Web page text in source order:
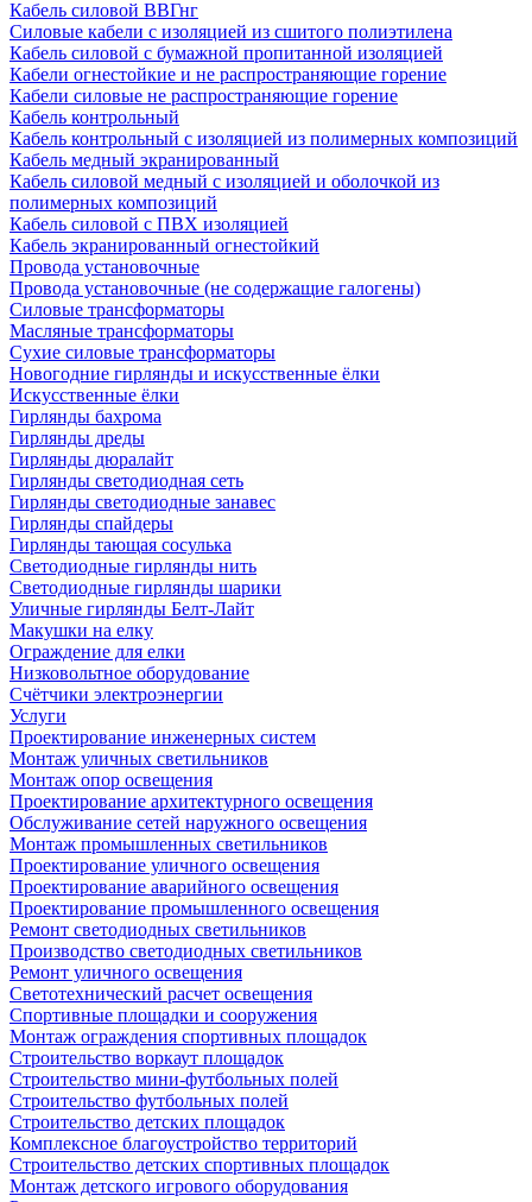
Кабель силовой ВВГнг
Силовые кабели с изоляцией из сшитого полиэтилена
Кабель силовой с бумажной пропитанной изоляцией
Кабели огнестойкие и не распространяющие горение
Кабели силовые не распространяющие горение
Кабель контрольный
Кабель контрольный с изоляцией из полимерных композиций
Кабель медный экранированный
Кабель силовой медный с изоляцией и оболочкой из
полимерных композиций
Кабель силовой с ПВХ изоляцией
Кабель экранированный огнестойкий
Провода установочные
Провода установочные (не содержащие галогены)
Силовые трансформаторы
Масляные трансформаторы
Сухие силовые трансформаторы
Новогодние гирлянды и искусственные ёлки
Искусственные ёлки
Гирлянды бахрома
Гирлянды дреды
Гирлянды дюралайт
Гирлянды светодиодная сеть
Гирлянды светодиодные занавес
Гирлянды спайдеры
Гирлянды тающая сосулька
Светодиодные гирлянды нить
Светодиодные гирлянды шарики
Уличные гирлянды Белт-Лайт
Макушки на елку
Ограждение для елки
Низковольтное оборудование
Счётчики электроэнергии
Услуги
Проектирование инженерных систем
Монтаж уличных светильников
Монтаж опор освещения
Проектирование архитектурного освещения
Обслуживание сетей наружного освещения
Монтаж промышленных светильников
Проектирование уличного освещения
Проектирование аварийного освещения
Проектирование промышленного освещения
Ремонт светодиодных светильников
Производство светодиодных светильников
Ремонт уличного освещения
Светотехнический расчет освещения
Спортивные площадки и сооружения
Монтаж ограждения спортивных площадок
Строительство воркаут площадок
Строительство мини-футбольных полей
Строительство футбольных полей
Строительство детских площадок
Комплексное благоустройство территорий
Строительство детских спортивных площадок
Монтаж детского игрового оборудования